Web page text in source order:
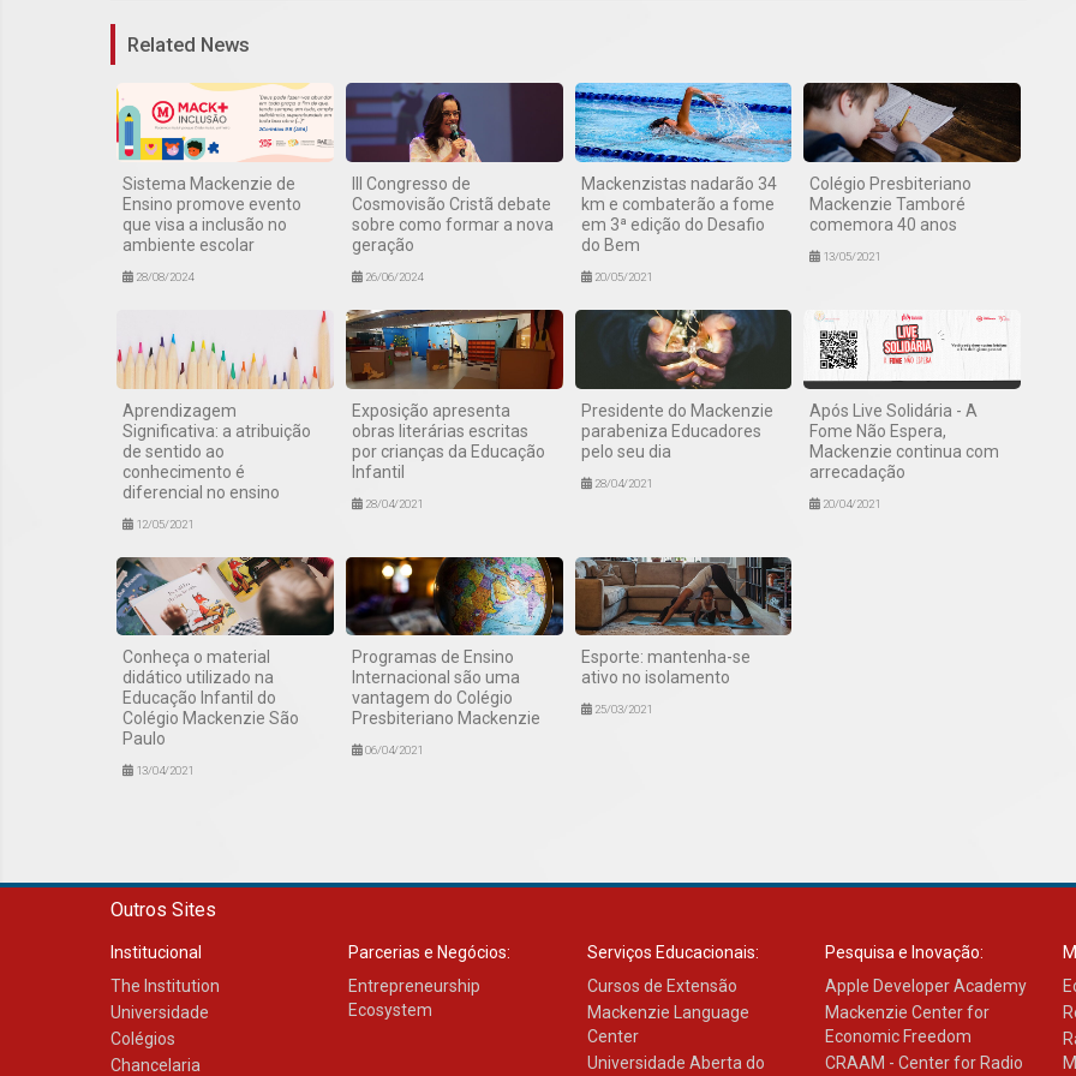
Related News
Sistema Mackenzie de
Ensino promove evento
que visa a inclusão no
ambiente escolar
28/08/2024
III Congresso de
Cosmovisão Cristã debate
sobre como formar a nova
geração
26/06/2024
Mackenzistas nadarão 34
km e combaterão a fome
em 3ª edição do Desafio
do Bem
20/05/2021
Colégio Presbiteriano
Mackenzie Tamboré
comemora 40 anos
13/05/2021
Aprendizagem
Significativa: a atribuição
de sentido ao
conhecimento é
diferencial no ensino
12/05/2021
Exposição apresenta
obras literárias escritas
por crianças da Educação
Infantil
28/04/2021
Presidente do Mackenzie
parabeniza Educadores
pelo seu dia
28/04/2021
Após Live Solidária - A
Fome Não Espera,
Mackenzie continua com
arrecadação
20/04/2021
Conheça o material
didático utilizado na
Educação Infantil do
Colégio Mackenzie São
Paulo
13/04/2021
Programas de Ensino
Internacional são uma
vantagem do Colégio
Presbiteriano Mackenzie
06/04/2021
Esporte: mantenha-se
ativo no isolamento
25/03/2021
Outros Sites
Institucional
The Institution
Universidade
Colégios
Chancelaria
Parcerias e Negócios:
Entrepreneurship
Ecosystem
Serviços Educacionais:
Cursos de Extensão
Mackenzie Language
Center
Universidade Aberta do
Pesquisa e Inovação:
Apple Developer Academy
Mackenzie Center for
Economic Freedom
CRAAM - Center for Radio